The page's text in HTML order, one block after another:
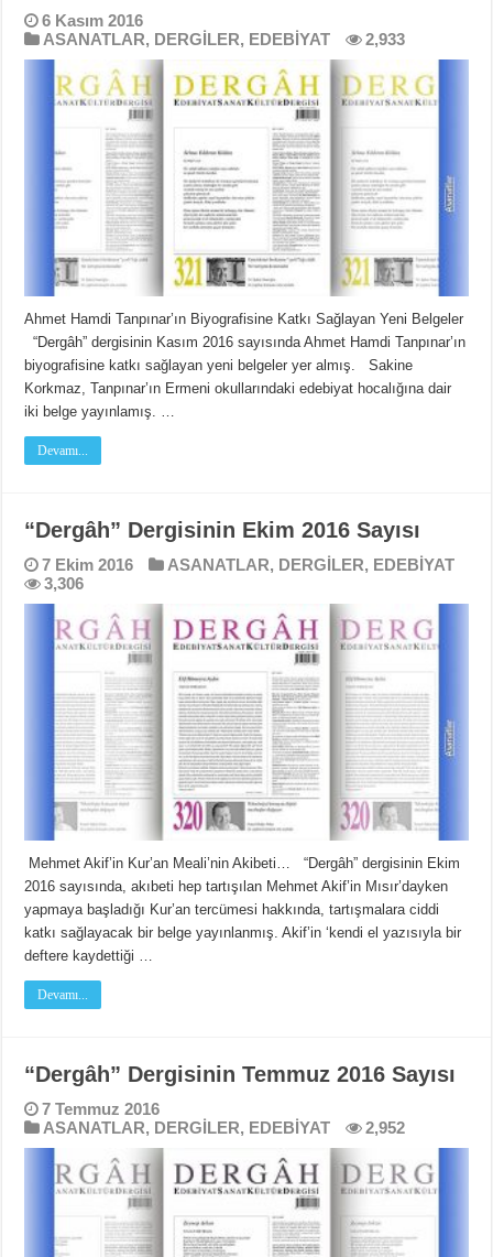
6 Kasım 2016
ASANATLAR, DERGİLER, EDEBİYAT 2,933
Ahmet Hamdi Tanpınar’ın Biyografisine Katkı Sağlayan Yeni Belgeler
“Dergâh” dergisinin Kasım 2016 sayısında Ahmet Hamdi Tanpınar’ın
biyografisine katkı sağlayan yeni belgeler yer almış. Sakine
Korkmaz, Tanpınar’ın Ermeni okullarındaki edebiyat hocalığına dair
iki belge yayınlamış. …
Devamı...
“Dergâh” Dergisinin Ekim 2016 Sayısı
7 Ekim 2016 ASANATLAR, DERGİLER, EDEBİYAT
3,306
Mehmet Akif’in Kur’an Meali’nin Akibeti… “Dergâh” dergisinin Ekim
2016 sayısında, akıbeti hep tartışılan Mehmet Akif’in Mısır’dayken
yapmaya başladığı Kur’an tercümesi hakkında, tartışmalara ciddi
katkı sağlayacak bir belge yayınlanmış. Akif’in ‘kendi el yazısıyla bir
deftere kaydettiği …
Devamı...
“Dergâh” Dergisinin Temmuz 2016 Sayısı
7 Temmuz 2016
ASANATLAR, DERGİLER, EDEBİYAT 2,952